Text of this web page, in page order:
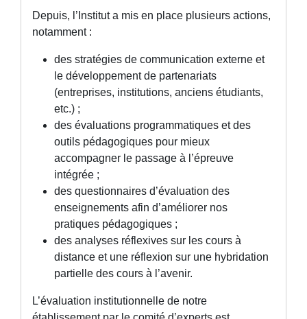
Depuis, l’Institut a mis en place plusieurs actions,
notamment :
des stratégies de communication externe et
le développement de partenariats
(entreprises, institutions, anciens étudiants,
etc.) ;
des évaluations programmatiques et des
outils pédagogiques pour mieux
accompagner le passage à l’épreuve
intégrée ;
des questionnaires d’évaluation des
enseignements afin d’améliorer nos
pratiques pédagogiques ;
des analyses réflexives sur les cours à
distance et une réflexion sur une hybridation
partielle des cours à l’avenir.
L’évaluation institutionnelle de notre